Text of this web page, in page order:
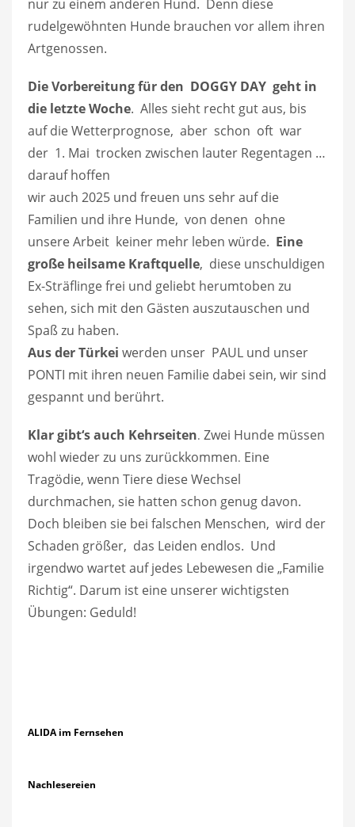
nur zu einem anderen Hund. Denn diese
rudelgewöhnten Hunde brauchen vor allem ihren
Artgenossen.
Die Vorbereitung für den DOGGY DAY geht in
die letzte Woche. Alles sieht recht gut aus, bis
auf die Wetterprognose, aber schon oft war
der 1. Mai trocken zwischen lauter Regentagen …
darauf hoffen
wir auch 2025 und freuen uns sehr auf die
Familien und ihre Hunde, von denen ohne
unsere Arbeit keiner mehr leben würde. Eine
große heilsame Kraftquelle, diese unschuldigen
Ex-Sträflinge frei und geliebt herumtoben zu
sehen, sich mit den Gästen auszutauschen und
Spaß zu haben.
Aus der Türkei werden unser PAUL und unser
PONTI mit ihren neuen Familie dabei sein, wir sind
gespannt und berührt.
Klar gibt‘s auch Kehrseiten. Zwei Hunde müssen
wohl wieder zu uns zurückkommen. Eine
Tragödie, wenn Tiere diese Wechsel
durchmachen, sie hatten schon genug davon.
Doch bleiben sie bei falschen Menschen, wird der
Schaden größer, das Leiden endlos. Und
irgendwo wartet auf jedes Lebewesen die „Familie
Richtig“. Darum ist eine unserer wichtigsten
Übungen: Geduld!
ALIDA im Fernsehen
Nachlesereien